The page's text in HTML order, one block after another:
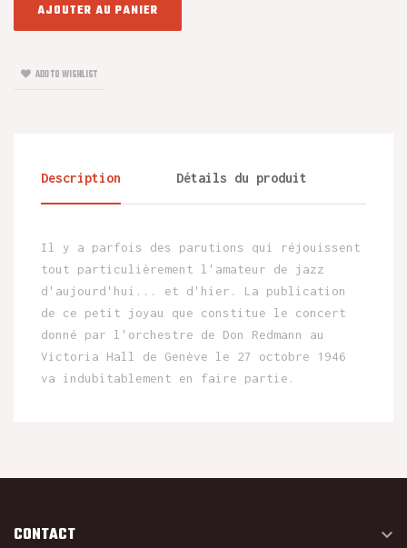
AJOUTER AU PANIER
ADD TO WISHLIST
Description Détails du produit
Il y a parfois des parutions qui réjouissent
tout particulièrement l'amateur de jazz
d'aujourd'hui... et d'hier. La publication
de ce petit joyau que constitue le concert
donné par l'orchestre de Don Redmann au
Victoria Hall de Genève le 27 octobre 1946
va indubitablement en faire partie.
CONTACT 